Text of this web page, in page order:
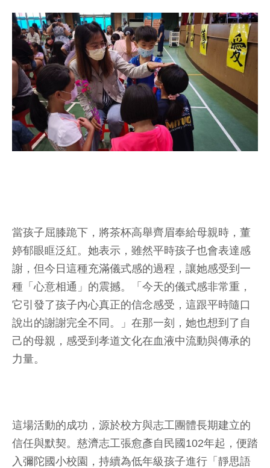
當孩子屈膝跪下，將茶杯高舉齊眉奉給母親時，董
婷郁眼眶泛紅。她表示，雖然平時孩子也會表達感
謝，但今日這種充滿儀式感的過程，讓她感受到一
種「心意相通」的震撼。「今天的儀式感非常重，
它引發了孩子內心真正的信念感受，這跟平時隨口
說出的謝謝完全不同。」在那一刻，她也想到了自
己的母親，感受到孝道文化在血液中流動與傳承的
力量。
這場活動的成功，源於校方與志工團體長期建立的
信任與默契。慈濟志工張愈彥自民國102年起，便踏
入彌陀國小校園，持續為低年級孩子進行「靜思語